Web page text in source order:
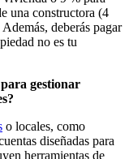
una constructora (4
deberás pagar
no es tu
gestionar
o locales, como
diseñadas para
herramientas de